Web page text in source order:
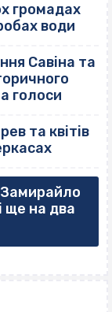
громадах
води
Савіна та
голоси
та квітів
ще на два